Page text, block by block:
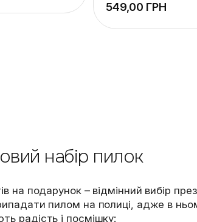
ГРН
набір пилок
на подарунок – відмінний вибір
пилом на полиці, адже в
радість і посмішку: